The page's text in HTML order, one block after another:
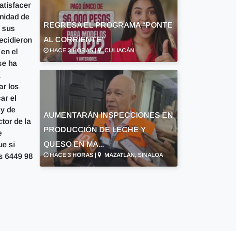
de
sus
el
ha
los
el
de
de la
si
6449 98
REGRESA EL PROGRAMA “PONTE
AL CORRIENTE”
HACE 3 HORAS | CULIACÁN
AUMENTARÁN INSPECCIONES EN
PRODUCCIÓN DE LECHE Y
QUESO EN MA...
HACE 3 HORAS | MAZATLÁN, SINALOA